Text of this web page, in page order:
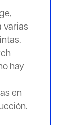
varias
hay
en